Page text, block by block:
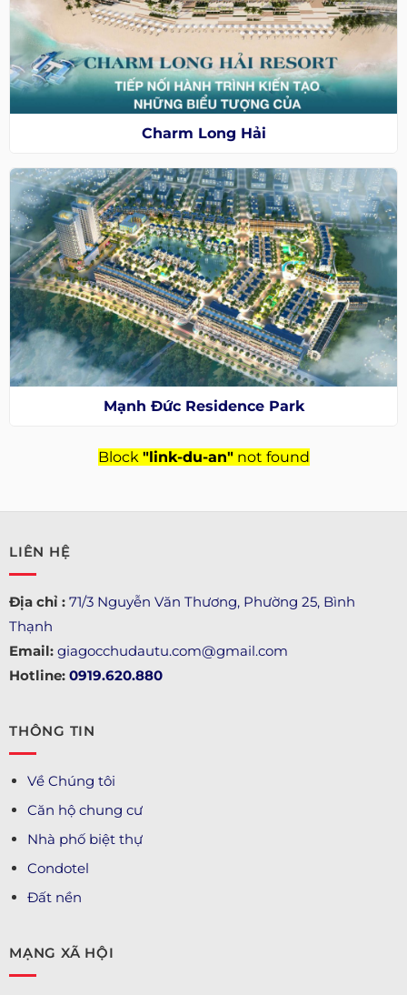
Charm Long Hải
Mạnh Đức Residence Park
Block "link-du-an"not found
LIÊN HỆ
Địa chỉ : 71/3 Nguyễn Văn Thương, Phường 25, Bình
Thạnh
Email: giagocchudautu.com@gmail.com
Hotline: 0919.620.880
THÔNG TIN
Về Chúng tôi
Căn hộ chung cư
Nhà phố biệt thự
Condotel
Đất nền
MẠNG XÃ HỘI